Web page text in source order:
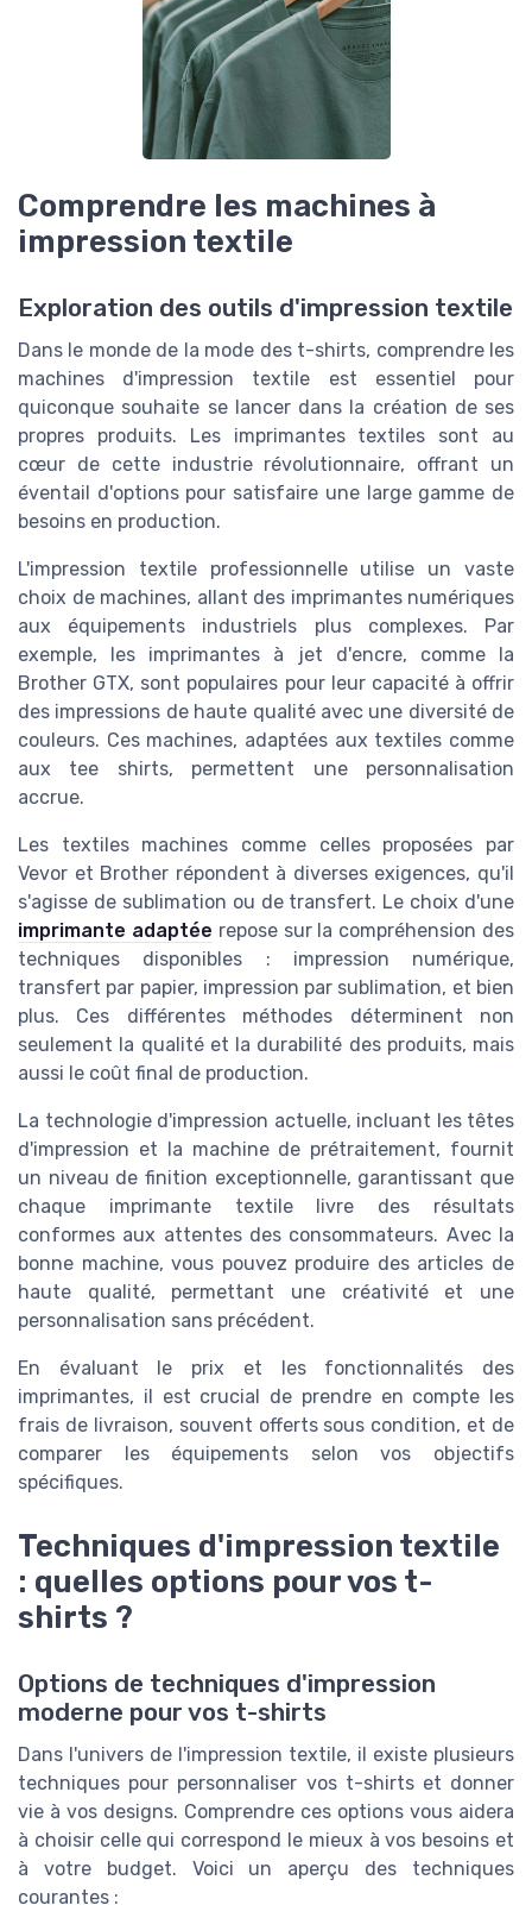
Comprendre les machines à
impression textile
Exploration des outils d'impression textile
Dans le monde de la mode des t-shirts, comprendre les
machines d'impression textile est essentiel pour
quiconque souhaite se lancer dans la création de ses
propres produits. Les imprimantes textiles sont au
cœur de cette industrie révolutionnaire, offrant un
éventail d'options pour satisfaire une large gamme de
besoins en production.
L'impression textile professionnelle utilise un vaste
choix de machines, allant des imprimantes numériques
aux équipements industriels plus complexes. Par
exemple, les imprimantes à jet d'encre, comme la
Brother GTX, sont populaires pour leur capacité à offrir
des impressions de haute qualité avec une diversité de
couleurs. Ces machines, adaptées aux textiles comme
aux tee shirts, permettent une personnalisation
accrue.
Les textiles machines comme celles proposées par
Vevor et Brother répondent à diverses exigences, qu'il
s'agisse de sublimation ou de transfert. Le choix d'une
imprimante adaptée repose sur la compréhension des
techniques disponibles : impression numérique,
transfert par papier, impression par sublimation, et bien
plus. Ces différentes méthodes déterminent non
seulement la qualité et la durabilité des produits, mais
aussi le coût final de production.
La technologie d'impression actuelle, incluant les têtes
d'impression et la machine de prétraitement, fournit
un niveau de finition exceptionnelle, garantissant que
chaque imprimante textile livre des résultats
conformes aux attentes des consommateurs. Avec la
bonne machine, vous pouvez produire des articles de
haute qualité, permettant une créativité et une
personnalisation sans précédent.
En évaluant le prix et les fonctionnalités des
imprimantes, il est crucial de prendre en compte les
frais de livraison, souvent offerts sous condition, et de
comparer les équipements selon vos objectifs
spécifiques.
Techniques d'impression textile
: quelles options pour vos t-
shirts ?
Options de techniques d'impression
moderne pour vos t-shirts
Dans l'univers de l'impression textile, il existe plusieurs
techniques pour personnaliser vos t-shirts et donner
vie à vos designs. Comprendre ces options vous aidera
à choisir celle qui correspond le mieux à vos besoins et
à votre budget. Voici un aperçu des techniques
courantes :